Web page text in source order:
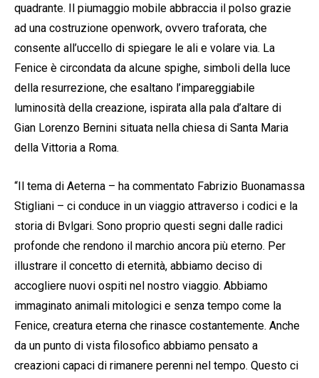
quadrante. Il piumaggio mobile abbraccia il polso grazie
ad una costruzione openwork, ovvero traforata, che
consente all’uccello di spiegare le ali e volare via. La
Fenice è circondata da alcune spighe, simboli della luce
della resurrezione, che esaltano l’impareggiabile
luminosità della creazione, ispirata alla pala d’altare di
Gian Lorenzo Bernini situata nella chiesa di Santa Maria
della Vittoria a Roma.
“Il tema di Aeterna – ha commentato Fabrizio Buonamassa
Stigliani – ci conduce in un viaggio attraverso i codici e la
storia di Bvlgari. Sono proprio questi segni dalle radici
profonde che rendono il marchio ancora più eterno. Per
illustrare il concetto di eternità, abbiamo deciso di
accogliere nuovi ospiti nel nostro viaggio. Abbiamo
immaginato animali mitologici e senza tempo come la
Fenice, creatura eterna che rinasce costantemente. Anche
da un punto di vista filosofico abbiamo pensato a
creazioni capaci di rimanere perenni nel tempo. Questo ci